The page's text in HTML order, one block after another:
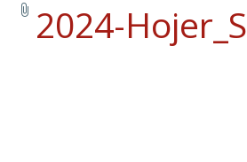
2024-